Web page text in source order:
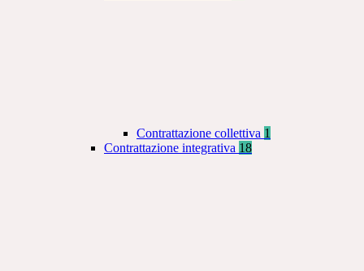
Contrattazione collettiva 1
Contrattazione integrativa 18